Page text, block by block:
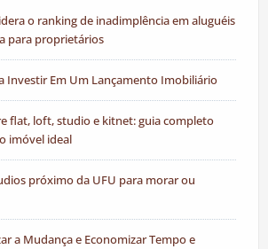
o ranking de inadimplência em aluguéis
para proprietários
Investir Em Um Lançamento Imobiliário
flat, loft, studio e kitnet: guia completo
imóvel ideal
próximo da UFU para morar ou
a Mudança e Economizar Tempo e